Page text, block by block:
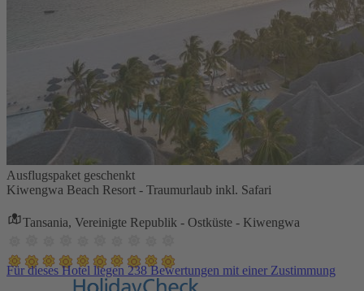
Ausflugspaket geschenkt
Kiwengwa Beach Resort - Traumurlaub inkl. Safari
Tansania, Vereinigte Republik - Ostküste - Kiwengwa
Für dieses Hotel liegen 238 Bewertungen mit einer Zustimmung